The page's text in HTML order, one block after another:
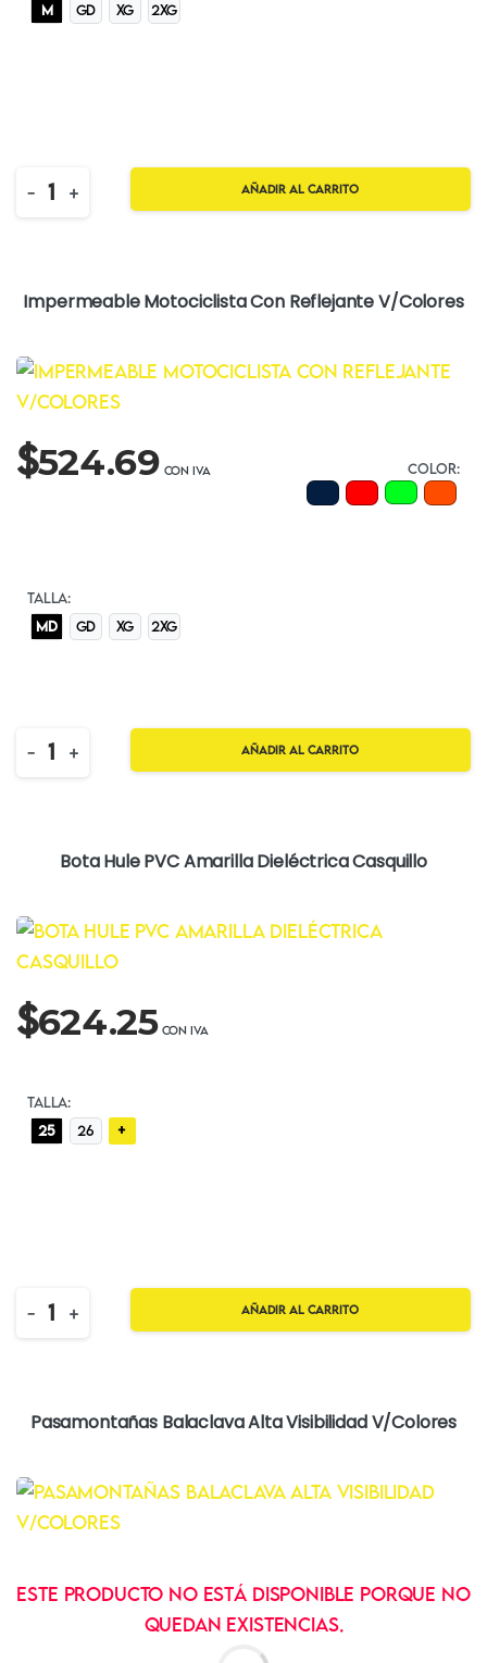
M
GD XG 2XG
Quantity
- + Añadir al carrito
Impermeable Motociclista Con Reflejante V/Colores
$524.69 COLOR:
TALLA:
MD
GD XG 2XG
Quantity
- + Añadir al carrito
Bota Hule PVC Amarilla Dieléctrica Casquillo
$624.25
TALLA:
25
26 +
Quantity
- + Añadir al carrito
Pasamontañas Balaclava Alta Visibilidad V/Colores
Este producto no está disponible porque no
quedan existencias.